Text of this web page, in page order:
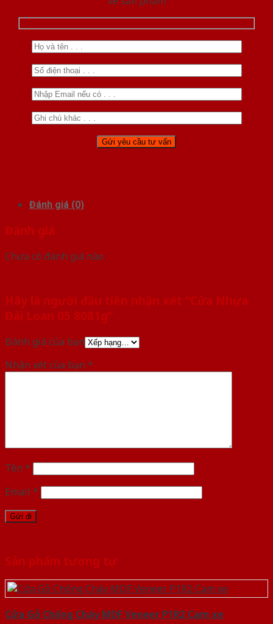
Đánh giá (0)
Đánh giá
Chưa có đánh giá nào.
Hãy là người đầu tiên nhận xét “Cửa Nhựa
Đài Loan 05 8081g”
Đánh giá của bạn
Nhận xét của bạn *
Tên *
Email *
Sản phẩm tương tự
Cửa Gỗ Chống Cháy MDF Veneer P1R2 Cam xe